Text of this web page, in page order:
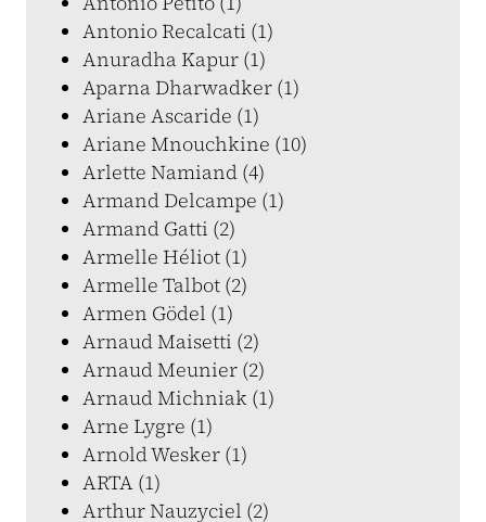
Antonio Recalcati (1)
Anuradha Kapur (1)
Aparna Dharwadker (1)
Ariane Ascaride (1)
Ariane Mnouchkine (10)
Arlette Namiand (4)
Armand Delcampe (1)
Armand Gatti (2)
Armelle Héliot (1)
Armelle Talbot (2)
Armen Gödel (1)
Arnaud Maisetti (2)
Arnaud Meunier (2)
Arnaud Michniak (1)
Arne Lygre (1)
Arnold Wesker (1)
ARTA (1)
Arthur Nauzyciel (2)